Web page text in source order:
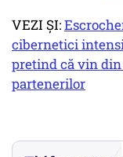
VEZI ȘI:
cibernetici
pretind că vin
partenerilor